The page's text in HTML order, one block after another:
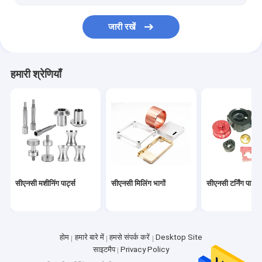
जारी रखें
हमारी श्रेणियाँ
सीएनसी मशीनिंग पार्ट्स सीएनसी मिलिंग भागों सीएनसी टर्निंग पार्ट्स
होम हमारे बारे में हमसे संपर्क करें
Desktop Site
साइटमैप
Privacy Policy